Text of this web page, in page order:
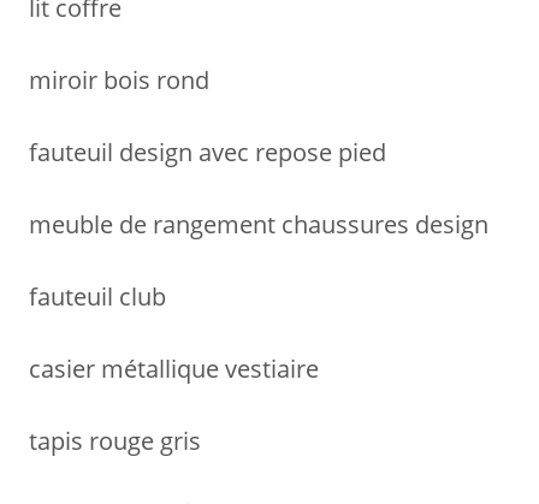
lit coffre
miroir bois rond
fauteuil design avec repose pied
meuble de rangement chaussures design
fauteuil club
casier métallique vestiaire
tapis rouge gris